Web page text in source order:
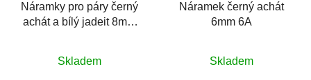
Náramky pro páry černý
achát a bílý jadeit 8mm
Skladem
Náramek černý achát
6mm 6A
hodnocení
Skladem